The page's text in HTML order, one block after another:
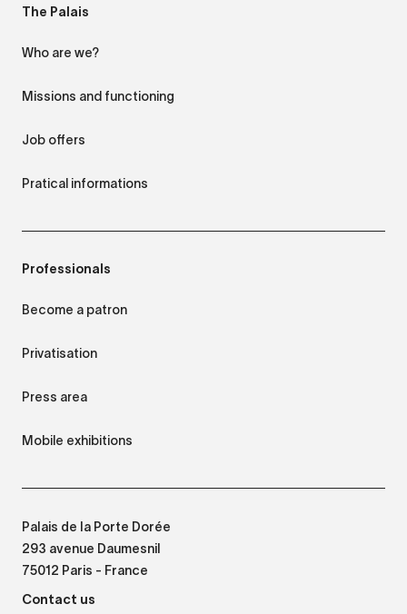
The Palais
Who are we?
Missions and functioning
Job offers
Pratical informations
Professionals
Become a patron
Privatisation
Press area
Mobile exhibitions
Palais de la Porte Dorée
293 avenue Daumesnil
75012 Paris - France
Contact us